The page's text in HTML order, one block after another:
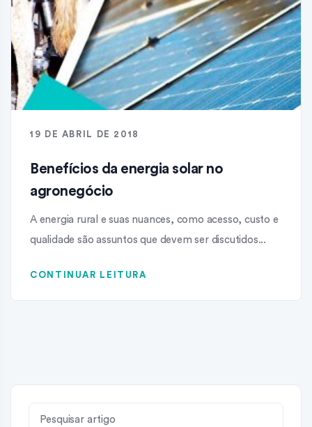
19 DE ABRIL DE 2018
Benefícios da energia solar no
agronegócio
A energia rural e suas nuances, como acesso, custo e
qualidade são assuntos que devem ser discutidos...
CONTINUAR LEITURA